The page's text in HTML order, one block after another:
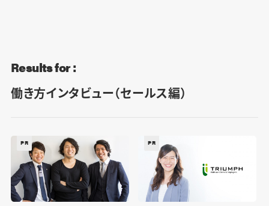
Results for :
働き方インタビュー（セールス編）
PR PR